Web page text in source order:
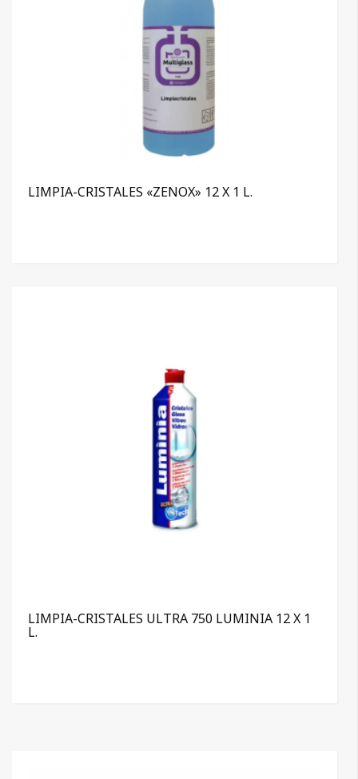
LIMPIA-CRISTALES «ZENOX» 12 X 1 L.
LIMPIA-CRISTALES ULTRA 750 LUMINIA 12 X 1
L.